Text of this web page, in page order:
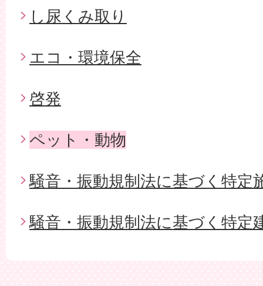
し尿くみ取り
エコ・環境保全
啓発
ペット・動物
騒音・振動規制法に基づく特定
騒音・振動規制法に基づく特定